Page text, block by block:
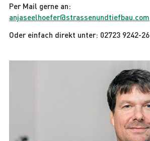
Per Mail gerne an:
anjaseelhoefer@strassenundtiefbau.com
Oder einfach direkt unter: 02723 9242-26